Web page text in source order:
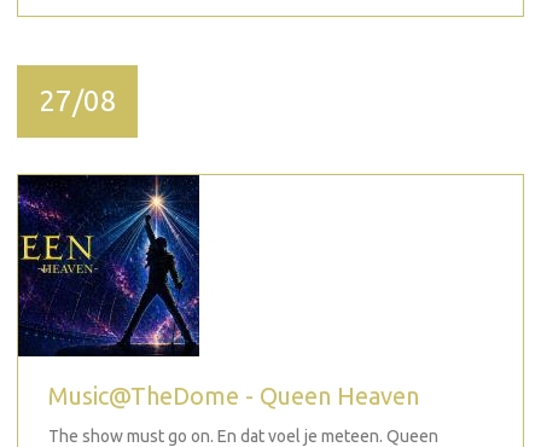
27/08
Music@TheDome - Queen Heaven
The show must go on. En dat voel je meteen. Queen